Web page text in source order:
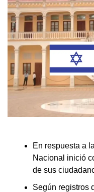
En respuesta a la
Nacional inició
de sus
Según registros